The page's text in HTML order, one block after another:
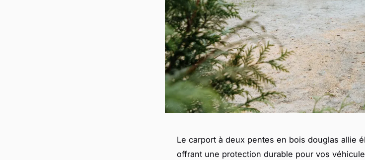
Le carport à deux pentes en bois douglas allie
offrant une protection durable pour vos